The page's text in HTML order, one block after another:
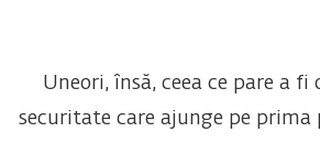
Uneori, însă, ceea ce pare a fi
securitate care ajunge pe prima